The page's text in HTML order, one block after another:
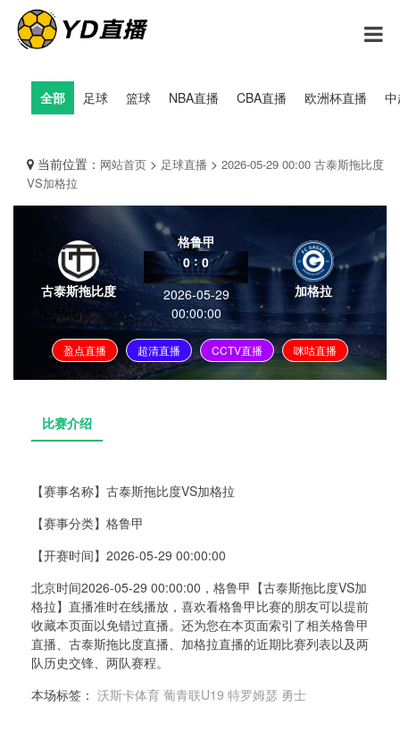
全部 足球 篮球 NBA直播 CBA直播 欧洲杯直播
当前位置： 网站首页 > 足球直播 > 2026-05-29 00:00 古泰斯拖比度
VS加格拉
古泰斯拖比度
格鲁甲
0:0
2026-05-29
00:00:00
加格拉
盈点直播 超清直播 CCTV直播 咪咕直播
比赛介绍
【赛事名称】 古泰斯拖比度VS加格拉
【赛事分类】 格鲁甲
【开赛时间】 2026-05-29 00:00:00
北京时间2026-05-29 00:00:00，格鲁甲【古泰斯拖比度VS加
格拉】直播准时在线播放，喜欢看格鲁甲比赛的朋友可以提前
收藏本页面以免错过直播。还为您在本页面索引了相关格鲁甲
直播、古泰斯拖比度直播、加格拉直播的近期比赛列表以及两
队历史交锋、两队赛程。
本场标签： 沃斯卡体育 葡青联U19 特罗姆瑟 勇士